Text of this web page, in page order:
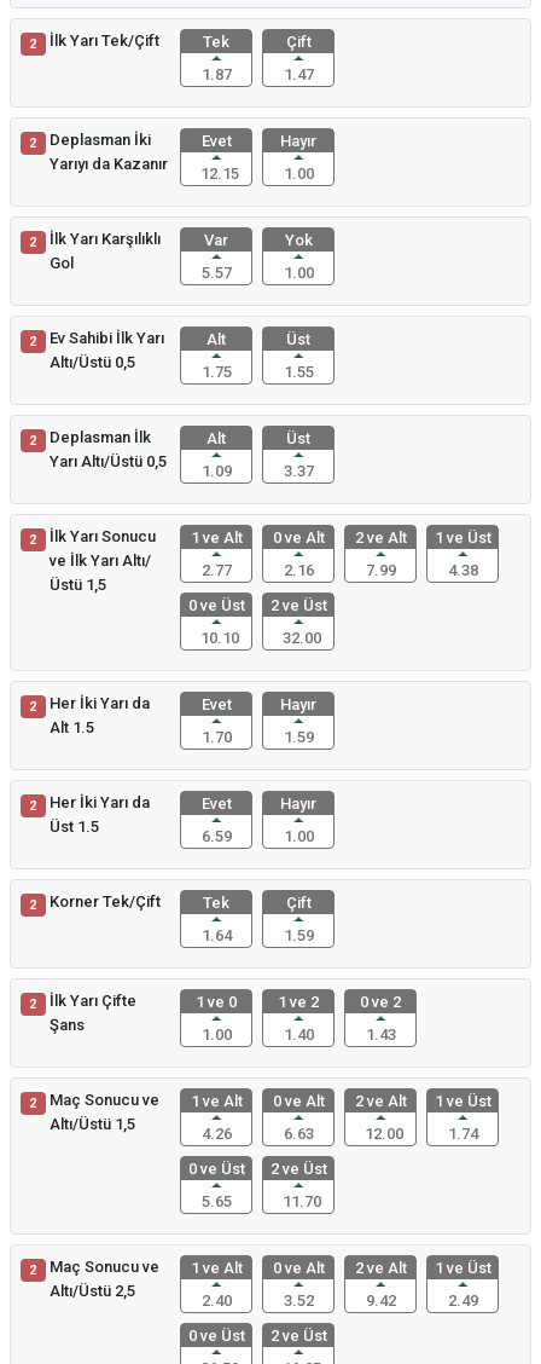
2 İlk Yarı Tek/Çift
Tek
1.87
Çift
1.47
2
Deplasman İki
Yarıyı da Kazanır
Evet
12.15
Hayır
1.00
2
İlk Yarı Karşılıklı
Gol
Var
5.57
Yok
1.00
2
Ev Sahibi İlk Yarı
Altı/Üstü 0,5
Alt
1.75
Üst
1.55
2
Deplasman İlk
Yarı Altı/Üstü 0,5
Alt
1.09
Üst
3.37
2
İlk Yarı Sonucu
ve İlk Yarı Altı/
Üstü 1,5
1 ve Alt
2.77
0 ve Alt
2.16
2 ve Alt
7.99
1 ve Üst
4.38
0 ve Üst
10.10
2 ve Üst
32.00
2
Her İki Yarı da
Alt 1.5
Evet
1.70
Hayır
1.59
2
Her İki Yarı da
Üst 1.5
Evet
6.59
Hayır
1.00
2 Korner Tek/Çift
Tek
1.64
Çift
1.59
2
İlk Yarı Çifte
Şans
1 ve 0
1.00
1 ve 2
1.40
0 ve 2
1.43
2
Maç Sonucu ve
Altı/Üstü 1,5
1 ve Alt
4.26
0 ve Alt
6.63
2 ve Alt
12.00
1 ve Üst
1.74
0 ve Üst
5.65
2 ve Üst
11.70
2
Maç Sonucu ve
Altı/Üstü 2,5
1 ve Alt
2.40
0 ve Alt
3.52
2 ve Alt
9.42
1 ve Üst
2.49
0 ve Üst
2 ve Üst